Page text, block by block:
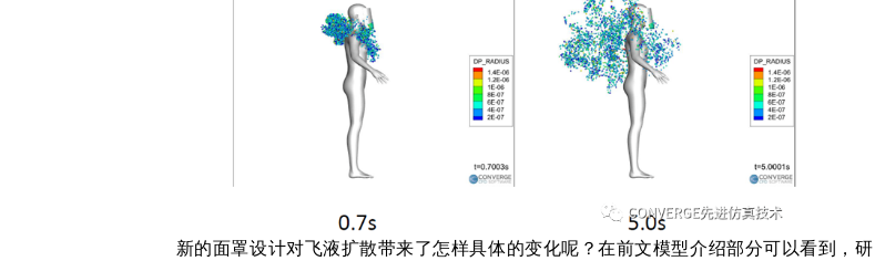
新的面罩设计对飞液扩散带来了怎样具体的变化呢？在前文模型介绍部分可以看到，研